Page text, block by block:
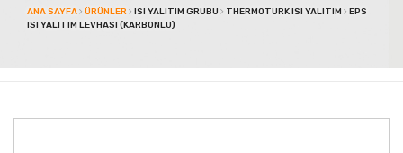
ANA SAYFA ÜRÜNLER ISI YALITIM GRUBU THERMOTURK ISI YALITIM
EPS
ISI YALITIM LEVHASI (KARBONLU)